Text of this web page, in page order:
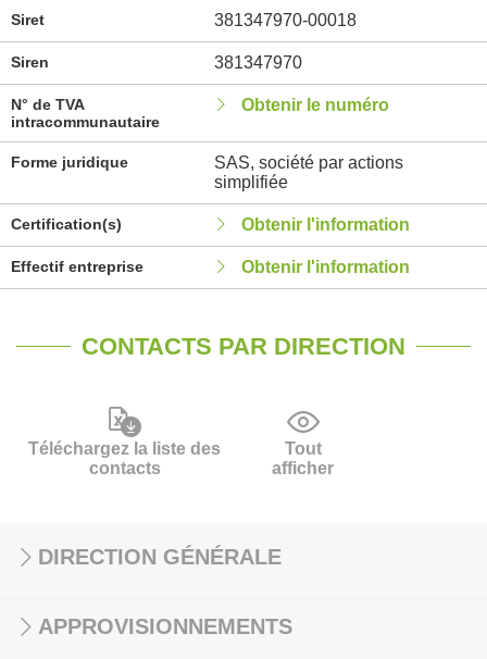
Siret 381347970-00018
Siren 381347970
N° de TVA
intracommunautaire
Obtenir le numéro
Forme juridique
SAS, société par actions
simplifiée
Certification(s) Obtenir l'information
Effectif entreprise Obtenir l'information
CONTACTS PAR DIRECTION
Téléchargez la liste des
contacts
Tout
afficher
DIRECTION GÉNÉRALE
APPROVISIONNEMENTS